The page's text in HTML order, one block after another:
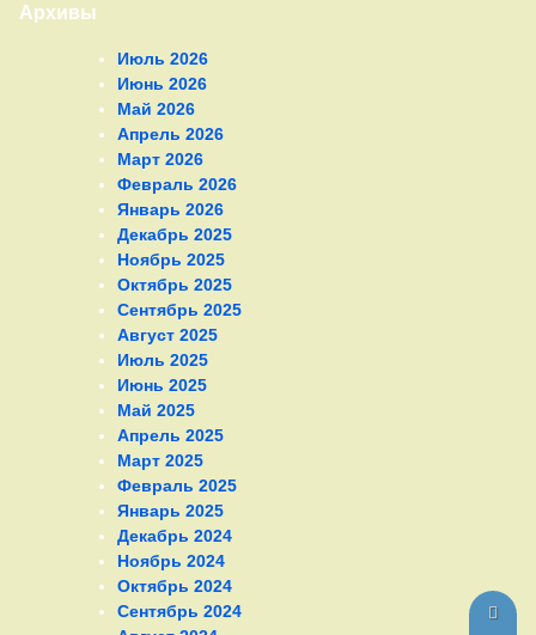
Архивы
Июль 2026
Июнь 2026
Май 2026
Апрель 2026
Март 2026
Февраль 2026
Январь 2026
Декабрь 2025
Ноябрь 2025
Октябрь 2025
Сентябрь 2025
Август 2025
Июль 2025
Июнь 2025
Май 2025
Апрель 2025
Март 2025
Февраль 2025
Январь 2025
Декабрь 2024
Ноябрь 2024
Октябрь 2024
Сентябрь 2024